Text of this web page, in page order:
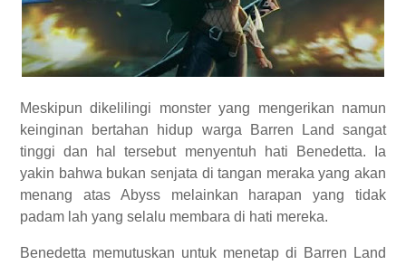
Meskipun dikelilingi monster yang mengerikan namun
keinginan bertahan hidup warga Barren Land sangat
tinggi dan hal tersebut menyentuh hati Benedetta. Ia
yakin bahwa bukan senjata di tangan meraka yang akan
menang atas Abyss melainkan harapan yang tidak
padam lah yang selalu membara di hati mereka.
Benedetta memutuskan untuk menetap di Barren Land